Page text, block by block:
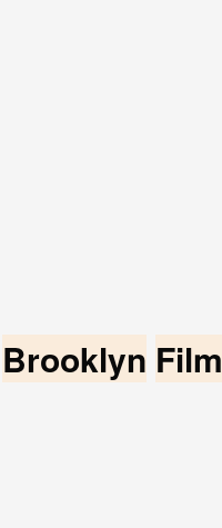
Brooklyn Film